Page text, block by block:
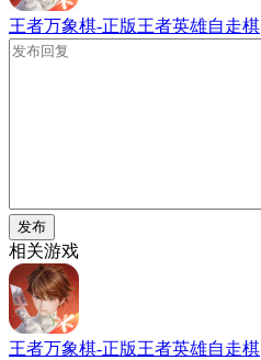
王者万象棋-正版王者英雄自走棋
发布
相关游戏
王者万象棋-正版王者英雄自走棋